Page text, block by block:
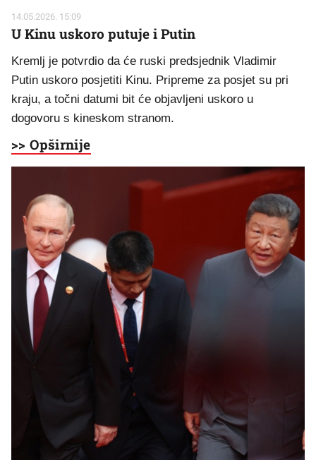
14.05.2026. 15:09
U Kinu uskoro putuje i Putin
Kremlj je potvrdio da će ruski predsjednik Vladimir
Putin uskoro posjetiti Kinu. Pripreme za posjet su pri
kraju, a točni datumi bit će objavljeni uskoro u
dogovoru s kineskom stranom.
>> Opširnije